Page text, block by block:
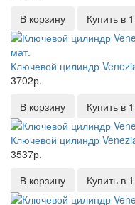
В корзину
Купить в
Ключевой цилиндр
3702р.
В корзину
Купить в
Ключевой цилиндр
3537р.
В корзину
Купить в